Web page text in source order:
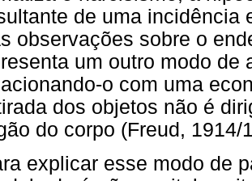
de uma incidência
observações sobre o
um outro modo de
o com uma
dos objetos não é
do corpo (Freud, 1914/
explicar esse modo de